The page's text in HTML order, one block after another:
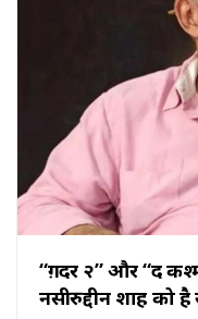
“ग़दर २” और “द
नसीरुद्दीन शाह को